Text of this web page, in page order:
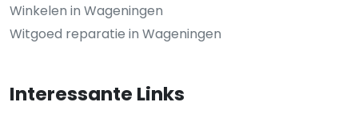
Winkelen in Wageningen
Witgoed reparatie in Wageningen
Interessante Links